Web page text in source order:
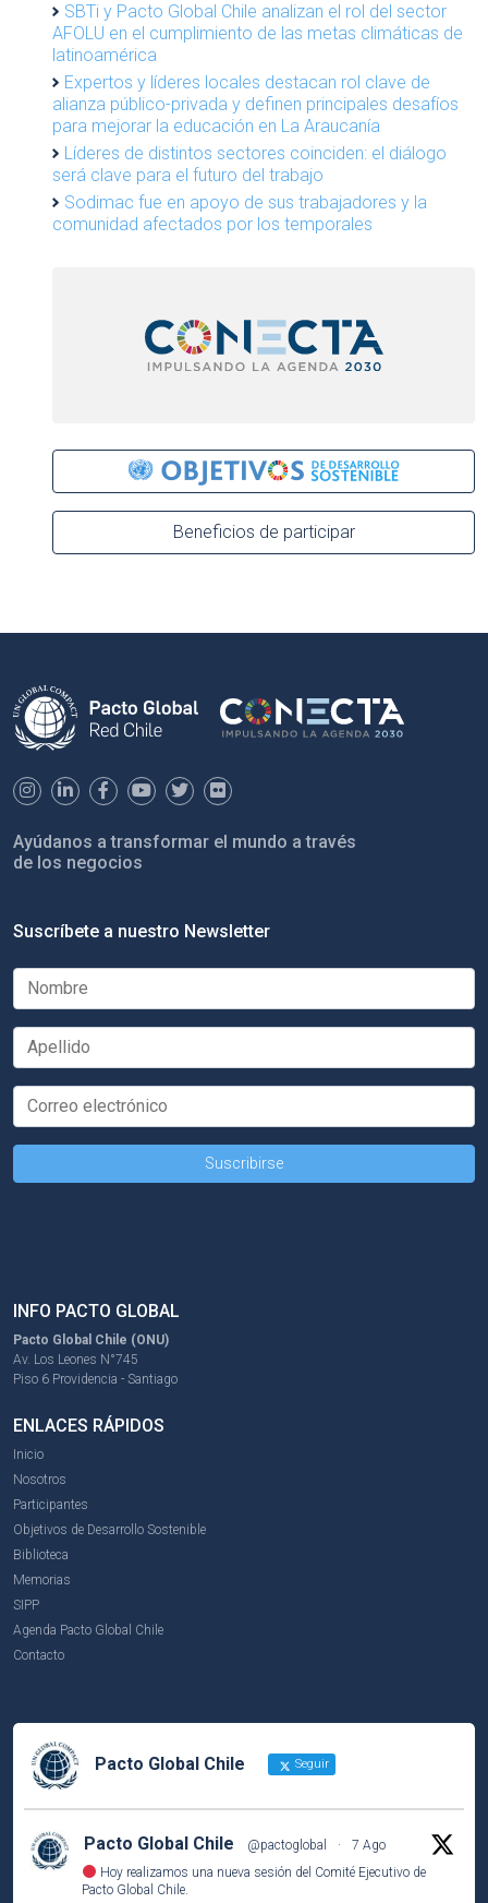
SBTi y Pacto Global Chile analizan el rol del sector
AFOLU en el cumplimiento de las metas climáticas de
latinoamérica
Expertos y líderes locales destacan rol clave de
alianza público-privada y definen principales desafíos
para mejorar la educación en La Araucanía
Líderes de distintos sectores coinciden: el diálogo
será clave para el futuro del trabajo
Sodimac fue en apoyo de sus trabajadores y la
comunidad afectados por los temporales
Beneficios de participar
Ayúdanos a transformar el mundo a través
de los negocios
Suscríbete a nuestro Newsletter
INFO PACTO GLOBAL
Pacto Global Chile (ONU)
Av. Los Leones N°745
Piso 6 Providencia - Santiago
ENLACES RÁPIDOS
Inicio
Nosotros
Participantes
Objetivos de Desarrollo Sostenible
Biblioteca
Memorias
SIPP
Agenda Pacto Global Chile
Contacto
Pacto Global Chile Seguir
Pacto Global Chile @pactoglobal ·
7 Ago
Hoy realizamos una nueva sesión del Comité Ejecutivo de
Pacto Global Chile.